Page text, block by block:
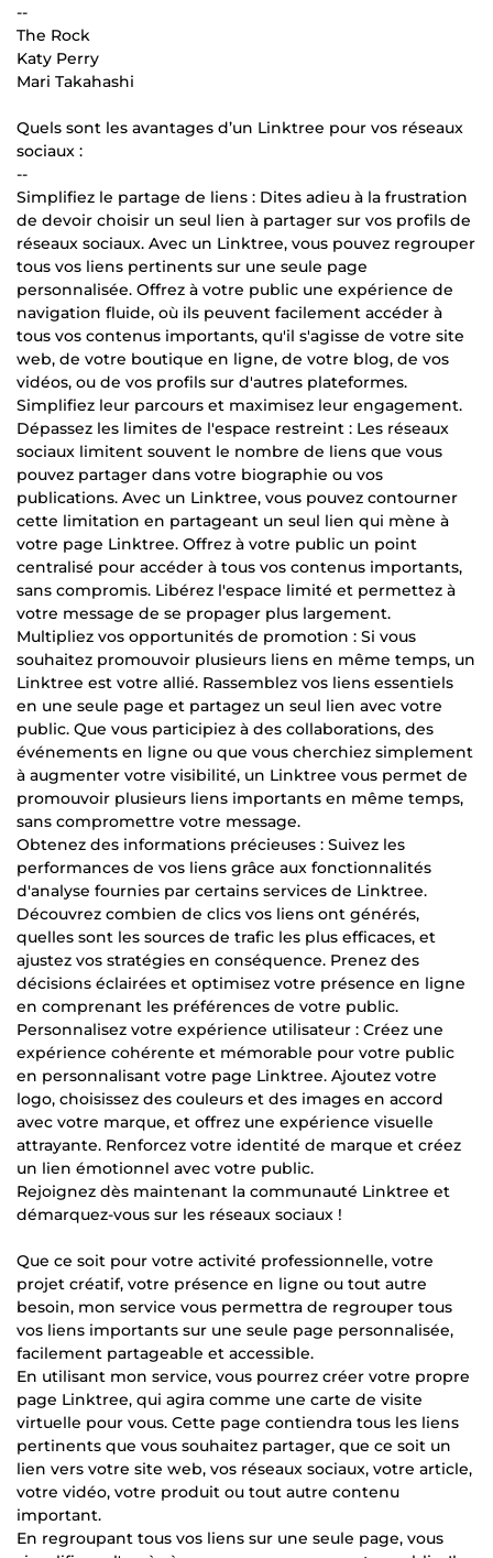
--
The Rock
Katy Perry
Mari Takahashi
Quels sont les avantages d’un Linktree pour vos réseaux
sociaux :
--
Simplifiez le partage de liens : Dites adieu à la frustration
de devoir choisir un seul lien à partager sur vos profils de
réseaux sociaux. Avec un Linktree, vous pouvez regrouper
tous vos liens pertinents sur une seule page
personnalisée. Offrez à votre public une expérience de
navigation fluide, où ils peuvent facilement accéder à
tous vos contenus importants, qu'il s'agisse de votre site
web, de votre boutique en ligne, de votre blog, de vos
vidéos, ou de vos profils sur d'autres plateformes.
Simplifiez leur parcours et maximisez leur engagement.
Dépassez les limites de l'espace restreint : Les réseaux
sociaux limitent souvent le nombre de liens que vous
pouvez partager dans votre biographie ou vos
publications. Avec un Linktree, vous pouvez contourner
cette limitation en partageant un seul lien qui mène à
votre page Linktree. Offrez à votre public un point
centralisé pour accéder à tous vos contenus importants,
sans compromis. Libérez l'espace limité et permettez à
votre message de se propager plus largement.
Multipliez vos opportunités de promotion : Si vous
souhaitez promouvoir plusieurs liens en même temps, un
Linktree est votre allié. Rassemblez vos liens essentiels
en une seule page et partagez un seul lien avec votre
public. Que vous participiez à des collaborations, des
événements en ligne ou que vous cherchiez simplement
à augmenter votre visibilité, un Linktree vous permet de
promouvoir plusieurs liens importants en même temps,
sans compromettre votre message.
Obtenez des informations précieuses : Suivez les
performances de vos liens grâce aux fonctionnalités
d'analyse fournies par certains services de Linktree.
Découvrez combien de clics vos liens ont générés,
quelles sont les sources de trafic les plus efficaces, et
ajustez vos stratégies en conséquence. Prenez des
décisions éclairées et optimisez votre présence en ligne
en comprenant les préférences de votre public.
Personnalisez votre expérience utilisateur : Créez une
expérience cohérente et mémorable pour votre public
en personnalisant votre page Linktree. Ajoutez votre
logo, choisissez des couleurs et des images en accord
avec votre marque, et offrez une expérience visuelle
attrayante. Renforcez votre identité de marque et créez
un lien émotionnel avec votre public.
Rejoignez dès maintenant la communauté Linktree et
démarquez-vous sur les réseaux sociaux !
Que ce soit pour votre activité professionnelle, votre
projet créatif, votre présence en ligne ou tout autre
besoin, mon service vous permettra de regrouper tous
vos liens importants sur une seule page personnalisée,
facilement partageable et accessible.
En utilisant mon service, vous pourrez créer votre propre
page Linktree, qui agira comme une carte de visite
virtuelle pour vous. Cette page contiendra tous les liens
pertinents que vous souhaitez partager, que ce soit un
lien vers votre site web, vos réseaux sociaux, votre article,
votre vidéo, votre produit ou tout autre contenu
important.
En regroupant tous vos liens sur une seule page, vous